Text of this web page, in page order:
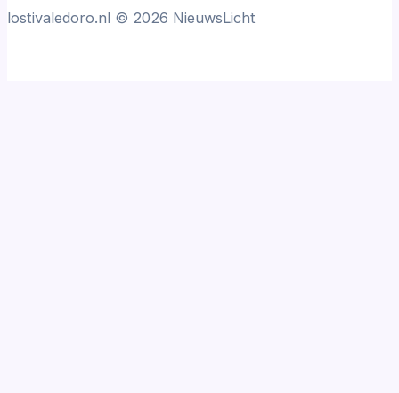
lostivaledoro.nl © 2026 NieuwsLicht